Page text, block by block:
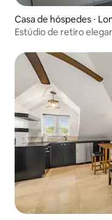
Casa de hóspedes ⋅
Estúdio de retiro